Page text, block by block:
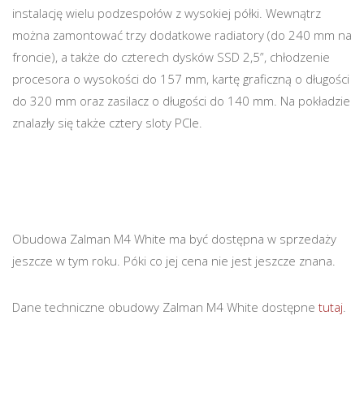
instalację wielu podzespołów z wysokiej półki. Wewnątrz
można zamontować trzy dodatkowe radiatory (do 240 mm na
froncie), a także do czterech dysków SSD 2,5”, chłodzenie
procesora o wysokości do 157 mm, kartę graficzną o długości
do 320 mm oraz zasilacz o długości do 140 mm. Na pokładzie
znalazły się także cztery sloty PCIe.
Obudowa Zalman M4 White ma być dostępna w sprzedaży
jeszcze w tym roku. Póki co jej cena nie jest jeszcze znana.
Dane techniczne obudowy Zalman M4 White dostępne tutaj